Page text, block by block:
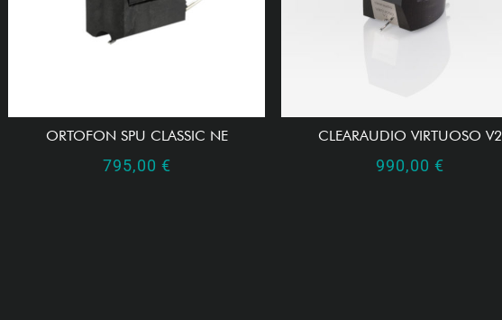
ORTOFON SPU CLASSIC NE
795,00 €
CLEARAUDIO VIRTUOSO V2
990,00 €